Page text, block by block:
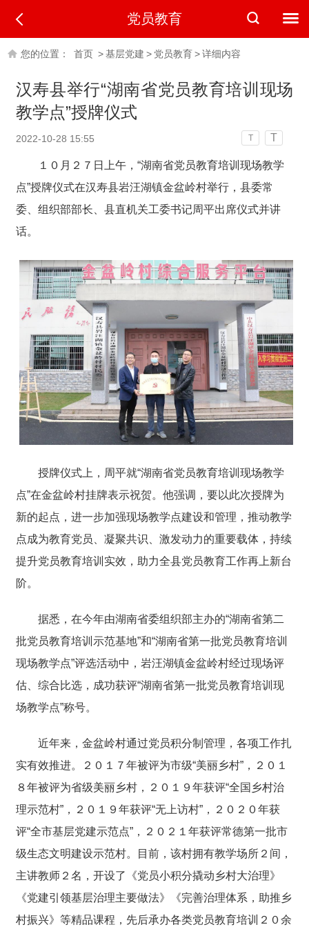
党员教育
您的位置： 首页 >基层党建 > 党员教育>详细内容
汉寿县举行“湖南省党员教育培训现场
教学点”授牌仪式
2022-10-28 15:55 T T
１０月２７日上午，“湖南省党员教育培训现场教学
点”授牌仪式在汉寿县岩汪湖镇金盆岭村举行，县委常
委、组织部部长、县直机关工委书记周平出席仪式并讲
话。
授牌仪式上，周平就“湖南省党员教育培训现场教学
点”在金盆岭村挂牌表示祝贺。他强调，要以此次授牌为
新的起点，进一步加强现场教学点建设和管理，推动教学
点成为教育党员、凝聚共识、激发动力的重要载体，持续
提升党员教育培训实效，助力全县党员教育工作再上新台
阶。
据悉，在今年由湖南省委组织部主办的“湖南省第二
批党员教育培训示范基地”和“湖南省第一批党员教育培训
现场教学点”评选活动中，岩汪湖镇金盆岭村经过现场评
估、综合比选，成功获评“湖南省第一批党员教育培训现
场教学点”称号。
近年来，金盆岭村通过党员积分制管理，各项工作扎
实有效推进。２０１７年被评为市级“美丽乡村”，２０１
８年被评为省级美丽乡村，２０１９年获评“全国乡村治
理示范村”，２０１９年获评“无上访村”，２０２０年获
评“全市基层党建示范点”，２０２１年获评常德第一批市
级生态文明建设示范村。目前，该村拥有教学场所２间，
主讲教师２名，开设了《党员小积分撬动乡村大治理》
《党建引领基层治理主要做法》《完善治理体系，助推乡
村振兴》等精品课程，先后承办各类党员教育培训２０余